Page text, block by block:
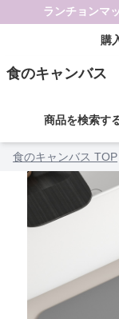
ランチョンマ
購
食のキャンバス
商品を検索す
食のキャンバス TOP